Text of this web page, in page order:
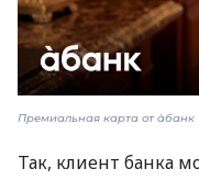
Премиальная карта от àбанк
Так, клиент банка